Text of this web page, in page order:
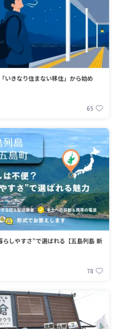
いきなり住まない移住」から始め
65
しやすさ”で選ばれる【五島列島 新
78